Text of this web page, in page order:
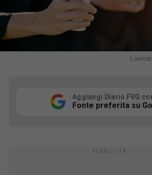
Aggiungi Diario FVG
Fonte preferita su